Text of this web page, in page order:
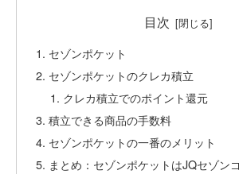
目次
セゾンポケット
セゾンポケットのクレカ積立
クレカ積立でのポイント還元
積立できる商品の手数料
セゾンポケットの一番のメリット
まとめ：セゾンポケットはJQセゾン